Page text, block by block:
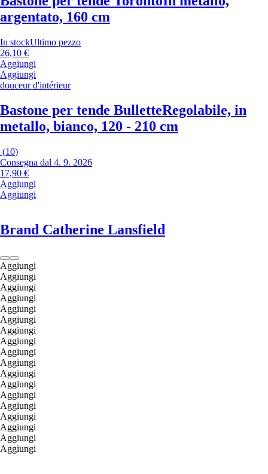
argentato, 160 cm
In stockUltimo pezzo
26,10 €
Aggiungi
Aggiungi
douceur d'intérieur
Bastone per tende BulletteRegolabile, in
metallo, bianco, 120 - 210 cm
(10)
Consegna dal 4. 9. 2026
17,90 €
Aggiungi
Aggiungi
Brand Catherine Lansfield
Aggiungi
Aggiungi
Aggiungi
Aggiungi
Aggiungi
Aggiungi
Aggiungi
Aggiungi
Aggiungi
Aggiungi
Aggiungi
Aggiungi
Aggiungi
Aggiungi
Aggiungi
Aggiungi
Aggiungi
Aggiungi